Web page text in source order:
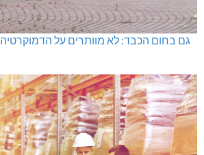
גם בחום הכבד: לא מוותרים על הדמוקרטיה